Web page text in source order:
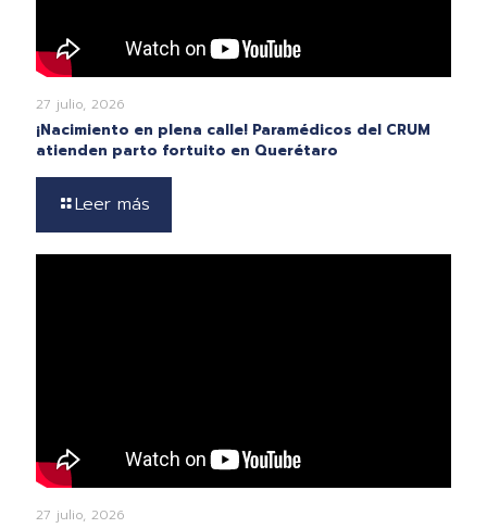
27 julio, 2026
¡Nacimiento en plena calle! Paramédicos del CRUM
atienden parto fortuito en Querétaro
Leer más
27 julio, 2026